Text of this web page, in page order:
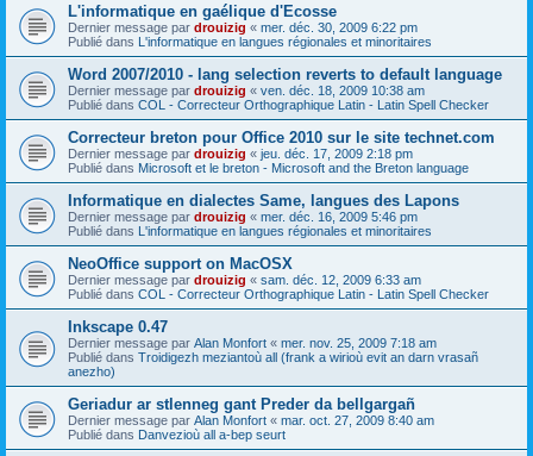
L'informatique en gaélique d'Ecosse
Dernier message par drouizig « mer. déc. 30, 2009 6:22 pm
Publié dans L'informatique en langues régionales et minoritaires
Word 2007/2010 - lang selection reverts to default language
Dernier message par drouizig « ven. déc. 18, 2009 10:38 am
Publié dans COL - Correcteur Orthographique Latin - Latin Spell Checker
Correcteur breton pour Office 2010 sur le site technet.com
Dernier message par drouizig « jeu. déc. 17, 2009 2:18 pm
Publié dans Microsoft et le breton - Microsoft and the Breton language
Informatique en dialectes Same, langues des Lapons
Dernier message par drouizig « mer. déc. 16, 2009 5:46 pm
Publié dans L'informatique en langues régionales et minoritaires
NeoOffice support on MacOSX
Dernier message par drouizig « sam. déc. 12, 2009 6:33 am
Publié dans COL - Correcteur Orthographique Latin - Latin Spell Checker
Inkscape 0.47
Dernier message par Alan Monfort « mer. nov. 25, 2009 7:18 am
Publié dans Troidigezh meziantoù all (frank a wirioù evit an darn vrasañ
anezho)
Geriadur ar stlenneg gant Preder da bellgargañ
Dernier message par Alan Monfort « mar. oct. 27, 2009 8:40 am
Publié dans Danvezioù all a-bep seurt